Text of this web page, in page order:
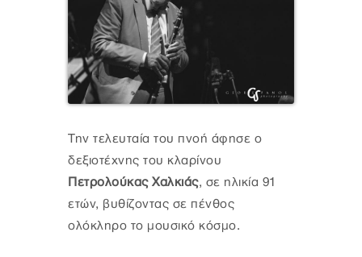
Την τελευταία του πνοή άφησε ο
δεξιοτέχνης του κλαρίνου
Πετρολούκας Χαλκιάς, σε ηλικία 91
ετών, βυθίζοντας σε πένθος
ολόκληρο το μουσικό κόσμο.